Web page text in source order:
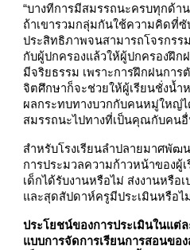
“บางทีการมีสมรรถนะครบทุกด้า
ถ้าเขารวมกลุ่มกันใช้ความคิดที่
ประสิทธิภาพจนสามารถโจรกรร
กับผู้ปกครองแล้วให้ผู้ปกครองฝึก
มีจริยธรรม เพราะการฝึกฝนกา
จิตศึกษาก็จะช่วยให้ผู้เรียนชั่งน้ำ
ผลกระทบทางบวกกับคนหมู่ใหญ่ไ
สมรรถนะไปทางที่เป็นคุณกับคนอื่
สำหรับโรงเรียนลำปลายมาศพัฒ
การประมวลความก้าวหน้าของผู้
เด็กได้รับงานหรือไม่ ส่งงานหรือ
และสุดสัปดาห์ครูมีประเมินหรือไ
ประโยชน์ของการประเมินในแต่
แบบการจัดการเรียนการสอนขอ